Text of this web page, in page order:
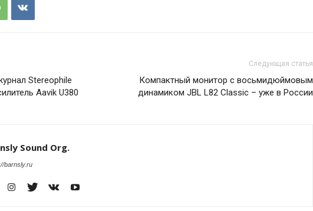
Stereophile
Aavik U380
Следующая статья
Компактный монитор с восьмидюймовым
динамиком JBL L82 Classic – уже в России
Sound Org.
barnsly.ru